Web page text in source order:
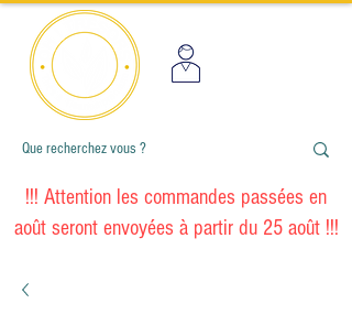
!!! Attention les commandes passées en
août seront envoyées à partir du 25 août !!!